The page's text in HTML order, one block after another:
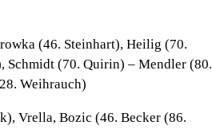
(46. Steinhart), Heilig (70.
(70. Quirin) – Mendler (80.
Weihrauch)
Vrella, Bozic (46. Becker (86.